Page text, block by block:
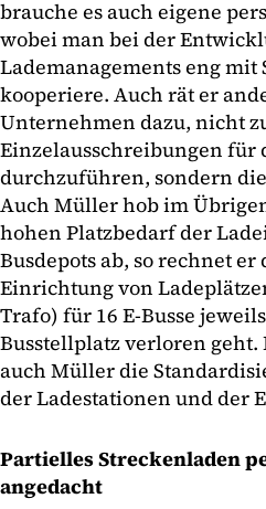
brauche es auch eigene
wobei man bei der
Lademanagements eng
kooperiere. Auch rät er
Unternehmen dazu, nicht
Einzelausschreibungen
durchzuführen, sondern
Auch Müller hob im
hohen Platzbedarf der
Busdepots ab, so rechnet
Einrichtung von
Trafo) für 16 E-Busse
Busstellplatz verloren
auch Müller die
der Ladestationen und der
Partielles Streckenladen
angedacht